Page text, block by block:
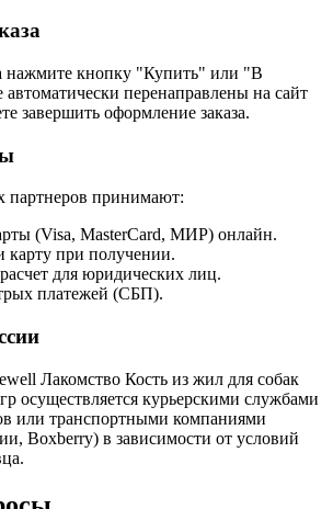
нажмите кнопку "Купить" или "В
перенаправлены на сайт
завершить оформление заказа.
партнеров принимают:
(Visa, MasterCard, МИР) онлайн.
при получении.
для юридических лиц.
платежей (СБП).
Лакомство Кость из жил для собак
осуществляется курьерскими службами
или транспортными компаниями
Boxberry) в зависимости от условий